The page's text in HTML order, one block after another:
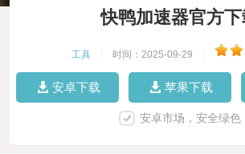
快鸭加速器官方
工具 时间：2025-09-29
安卓下载 苹果下载
安卓市场，安全绿色